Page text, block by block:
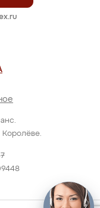
Королёве.